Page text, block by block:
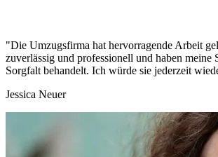
"Die Umzugsfirma hat hervorragende Arbeit
zuverlässig und professionell und haben meine
Sorgfalt behandelt. Ich würde sie jederzeit
Jessica Neuer